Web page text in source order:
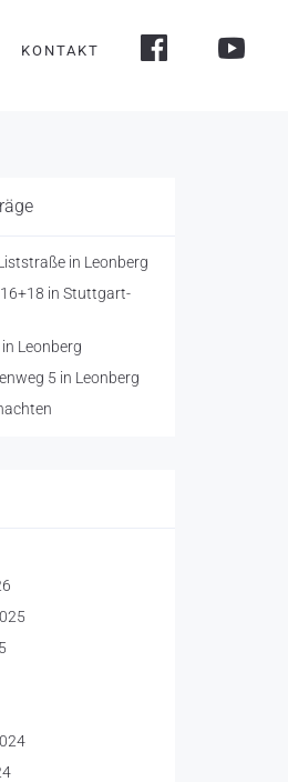
KONTAKT
in Leonberg
in Stuttgart-
Leonberg
5 in Leonberg